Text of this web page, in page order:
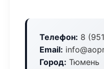
Телефон: 8
Email:
Город: Тюмень